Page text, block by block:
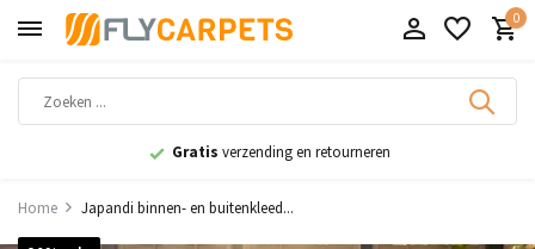
0
Gratis verzending en retourneren
Home Japandi binnen- en buitenkleed...